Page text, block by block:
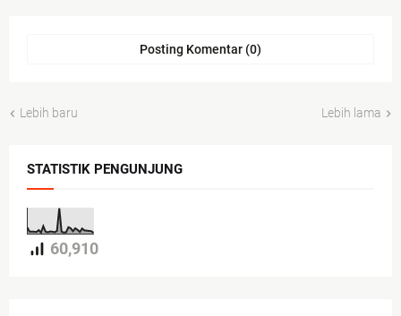
Posting Komentar (0)
Lebih baru Lebih lama
STATISTIK PENGUNJUNG
60,910